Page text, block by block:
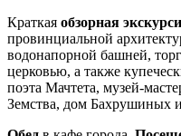
Краткая обзорная
провинциальной
водонапорной башней,
церковью, а также
поэта Мачтета, музей-
Земства, дом Бахрушиных